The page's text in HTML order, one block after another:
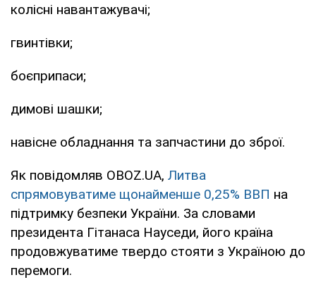
колісні навантажувачі;
гвинтівки;
боєприпаси;
димові шашки;
навісне обладнання та запчастини до зброї.
Як повідомляв OBOZ.UA, Литва
спрямовуватиме щонайменше 0,25% ВВП на
підтримку безпеки України. За словами
президента Гітанаса Науседи, його країна
продовжуватиме твердо стояти з Україною до
перемоги.